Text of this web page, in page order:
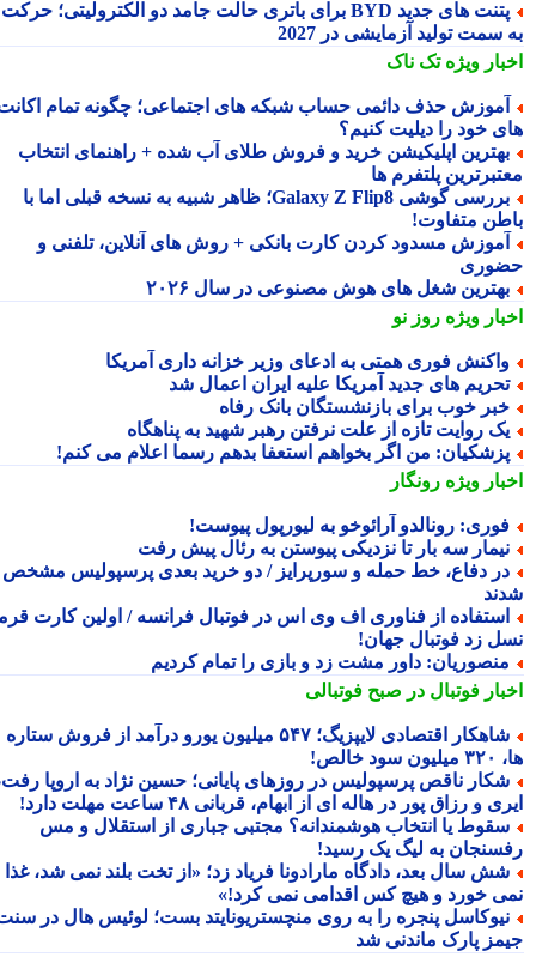
پتنت های جدید BYD برای باتری حالت جامد دو الکترولیتی؛ حرکت
سمت تولید آزمایشی در 2027
ویژهتک ناک
حذف دائمی حساب شبکه های اجتماعی؛ چگونه تمام اکانت
خود را دیلیت کنیم؟
اپلیکیشن خرید و فروش طلای آب شده + راهنمای انتخاب
پلتفرم ها
بررسی گوشی Galaxy Z Flip8؛ ظاهر شبیه به نسخه قبلی اما با
متفاوت!
مسدود کردن کارت بانکی + روش های آنلاین، تلفنی و
شغل های هوش مصنوعی در سال ۲۰۲۶
ویژهروز نو
فوری همتی به ادعای وزیر خزانه داری آمریکا
های جدید آمریکا علیه ایران اعمال شد
خوب برای بازنشستگان بانک رفاه
روایت تازه از علت نرفتن رهبر شهید به پناهگاه
من اگر بخواهم استعفا بدهم رسما اعلام می کنم!
ویژهرونگار
رونالدو آرائوخو به لیورپول پیوست!
سه بار تا نزدیکی پیوستن به رئال پیش رفت
دفاع، خط حمله و سورپرایز / دو خرید بعدی پرسپولیس مشخص
از فناوری اف وی اس در فوتبال فرانسه / اولین کارت قرمز
زد فوتبال جهان!
داور مشت زد و بازی را تمام کردیم
فوتبال در صبح فوتبالی
شاهکار اقتصادی لایپزیگ؛ ۵۴۷ میلیون یورو درآمد از فروش ستاره
ناقص پرسپولیس در روزهای پایانی؛ حسین نژاد به اروپا رفت،
و رزاق پور در هاله ای از ابهام، قربانی ۴۸ ساعت مهلت دارد!
یا انتخاب هوشمندانه؟ مجتبی جباری از استقلال و مس
به لیگ یک رسید!
سال بعد، دادگاه مارادونا فریاد زد؛ «از تخت بلند نمی شد، غذا
خورد و هیچ کس اقدامی نمی کرد!»
پنجره را به روی منچستریونایتد بست؛ لوئیس هال در سنت
پارک ماندنی شد